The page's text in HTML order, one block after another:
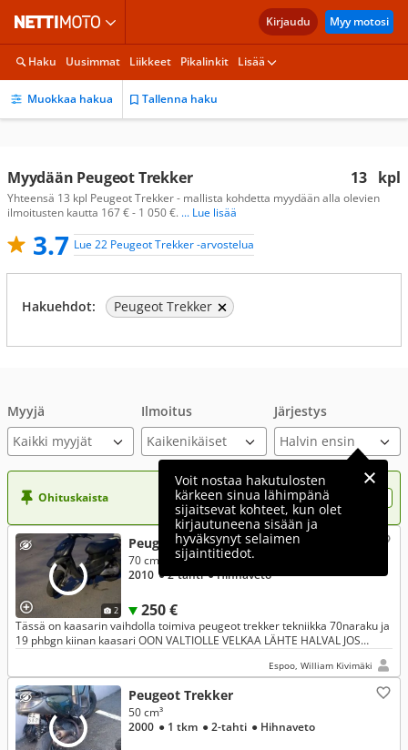
Kirjaudu Myy motosi
Haku Uusimmat Liikkeet Pikalinkit Lisää
Muokkaa hakua Tallenna haku
13 kpl
Myydään Peugeot Trekker
Yhteensä 13 kpl Peugeot Trekker - mallista kohdetta myydään alla olevien
ilmoitusten kautta 167 € - 1 050 €. ... Lue lisää
3.7 Lue 22 Peugeot Trekker -arvostelua
Hakuehdot: Peugeot Trekker
Myyjä
Kaikki myyjät
Ilmoitus Järjestys
Voit nostaa hakutulosten
kärkeen sinua lähimpänä
sijaitsevat kohteet, kun olet
kirjautuneena sisään ja
hyväksynyt selaimen
sijaintitiedot.
Ohituskaista Nosta ilmoituksesi tähän?
2
Peugeot Trekker
250 €
70 cm³
2010 ● 2-tahti● Hihnaveto
Tässä on kaasarin vaihdolla toimiva peugeot trekker tekniikka 70naraku ja
19 phbgn kiinan kaasari OON VALTIOLLE VELKAA LÄHTE HALVAL JOS
Espoo, William Kivimäki
Peugeot Trekker
50 cm³
2000 ● 1 tkm ● 2-tahti ● Hihnaveto